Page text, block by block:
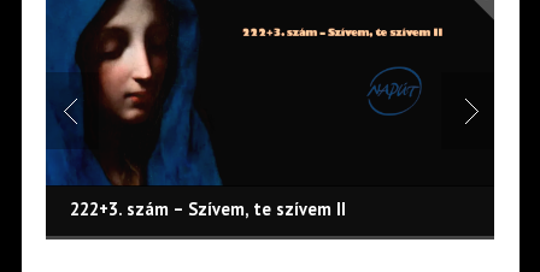
222+3. szám – Szívem, te szívem II